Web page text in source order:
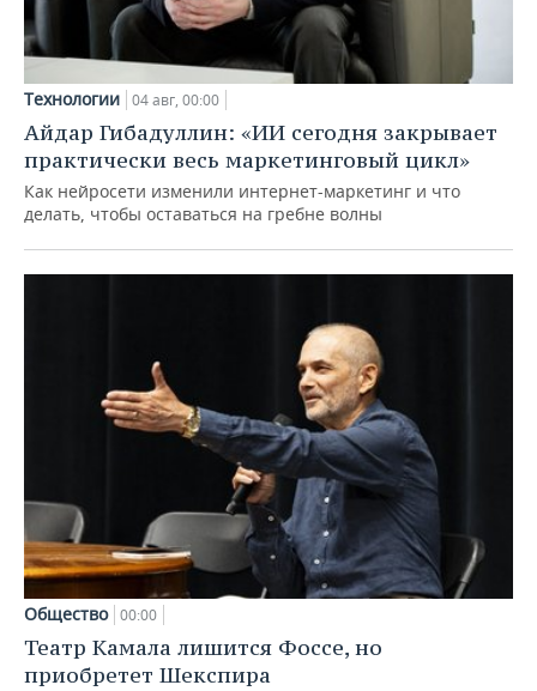
Технологии 04 авг, 00:00
Айдар Гибадуллин: «ИИ сегодня закрывает
практически весь маркетинговый цикл»
Как нейросети изменили интернет-маркетинг и что
делать, чтобы оставаться на гребне волны
Общество 00:00
Театр Камала лишится Фоссе, но
приобретет Шекспира